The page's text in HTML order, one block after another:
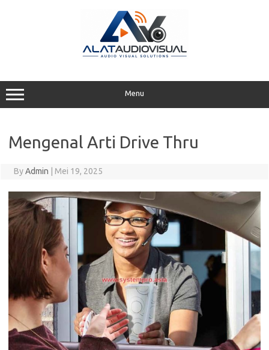
Menu
Mengenal Arti Drive Thru
ByAdmin Mei 19, 2025